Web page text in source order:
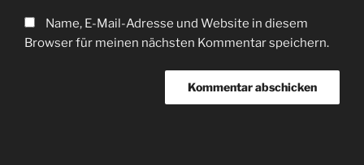
Name, E-Mail-Adresse und Website in diesem
Browser für meinen nächsten Kommentar speichern.